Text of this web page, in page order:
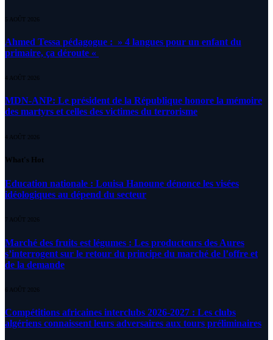
5 AOÛT 2026
Ahmed Tessa pédagogue : » 4 langues pour un enfant du
primaire, ça déroute «
4 AOÛT 2026
MDN-ANP: Le président de la République honore la mémoire
des martyrs et celles des victimes du terrorisme
4 AOÛT 2026
What's Hot
Education nationale : Louisa Hanoune dénonce les visées
idéologiques au dépend du secteur
7 AOÛT 2026
Marché des fruits est légumes : Les producteurs des Aures
s’interrogent sur le retour du principe du marché de l’offre et
de la demande
6 AOÛT 2026
Compétitions africaines interclubs 2026-2027 : Les clubs
algériens connaissent leurs adversaires aux tours préliminaires